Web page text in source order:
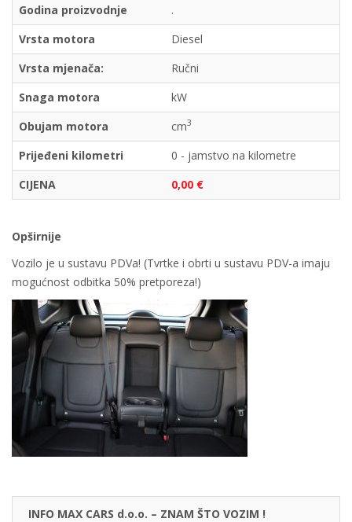
Godina proizvodnje
.
Vrsta motora
Diesel
Vrsta mjenača:
Ručni
Snaga motora
kW
Obujam motora
cm3
Prijeđeni kilometri
0 - jamstvo na kilometre
CIJENA
0,00 €
Opširnije
Vozilo je u sustavu PDVa! (Tvrtke i obrti u sustavu PDV-a imaju
mogućnost odbitka 50% pretporeza!)
INFO MAX CARS d.o.o. – ZNAM ŠTO VOZIM !